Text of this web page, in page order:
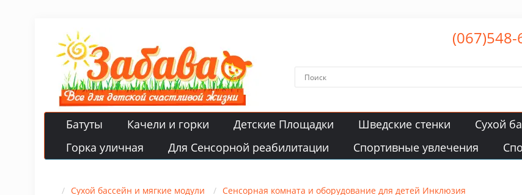
(067)548-
Батуты Качели и горки Детские Площадки Шведские стенки Сухой
Горка уличная
Для Сенсорной реабилитации Спортивные увлечения
Сухой бассейн и мягкие модули
Сенсорная комната и оборудование для детей Инклюзия